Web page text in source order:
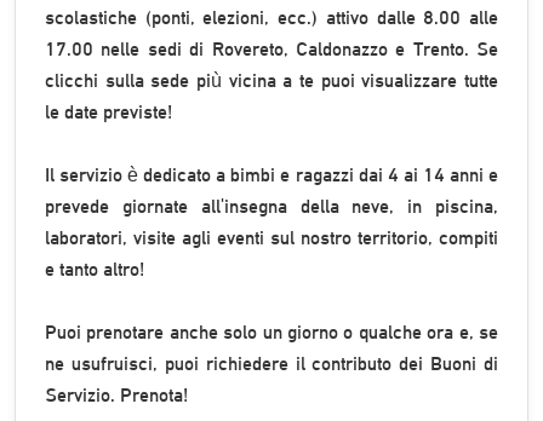
scolastiche (ponti, elezioni, ecc.) attivo dalle 8.00 alle
17.00 nelle sedi di Rovereto, Caldonazzo e Trento. Se
clicchi sulla sede più vicina a te puoi visualizzare tutte
le date previste!
Il servizio è dedicato a bimbi e ragazzi dai 4 ai 14 anni e
prevede giornate all'insegna della neve, in piscina,
laboratori, visite agli eventi sul nostro territorio, compiti
e tanto altro!
Puoi prenotare anche solo un giorno o qualche ora e, se
ne usufruisci, puoi richiedere il contributo dei Buoni di
Servizio. Prenota!